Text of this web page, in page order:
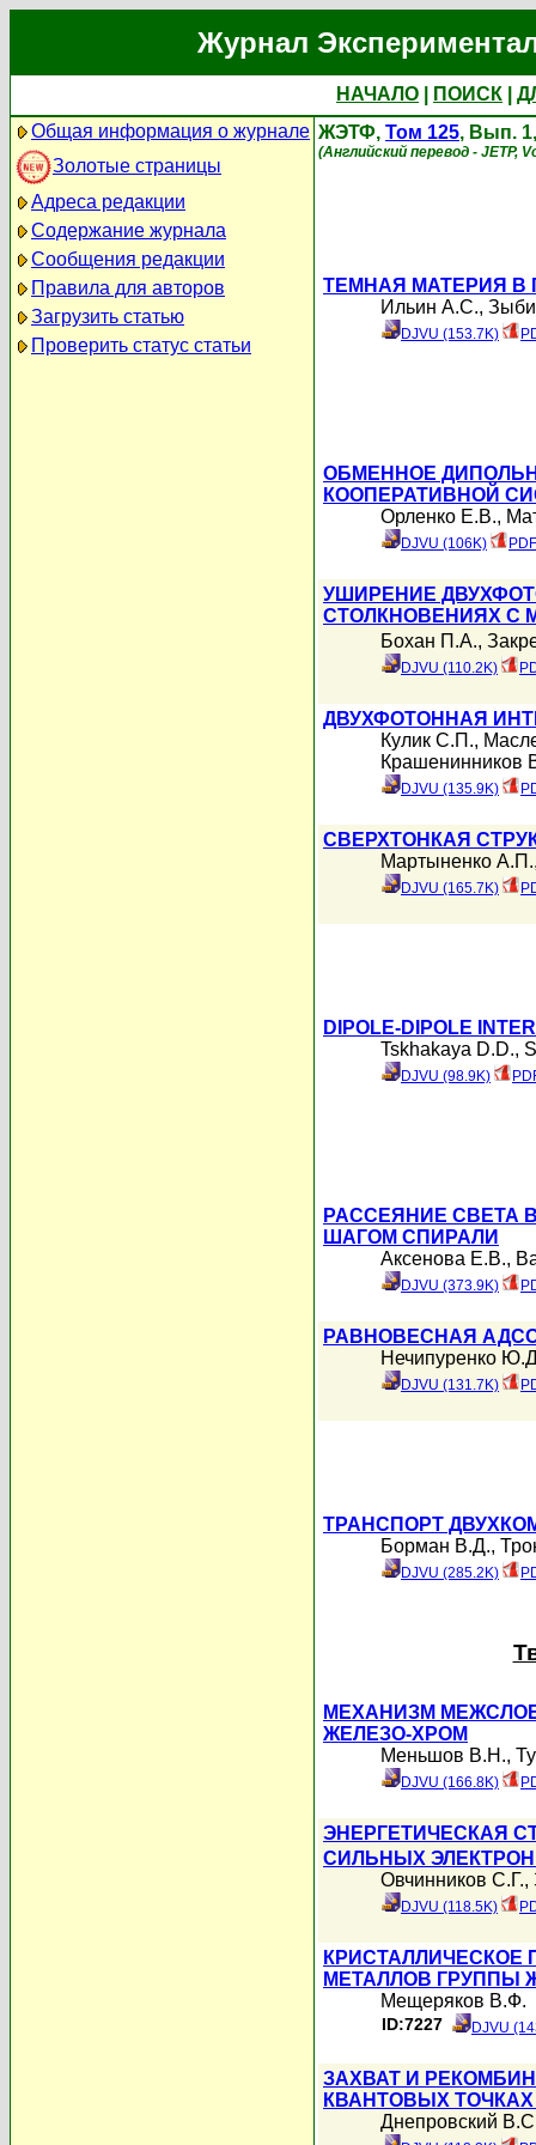
Журнал
НАЧАЛО ПОИСК
Общая информация о журнале
Золотые страницы
Адреса редакции
Содержание журнала
Сообщения редакции
Правила для авторов
Загрузить статью
Проверить статус статьи
ЖЭТФ, Том 125, Вып.
(Английский перевод - JETP,
ТЕМНАЯ МАТЕРИЯ В
Ильин А.С.,
DJVU (153.7K)
ОБМЕННОЕ
КООПЕРАТИВНОЙ
Орленко Е.В.,
DJVU (106K)
УШИРЕНИЕ
СТОЛКНОВЕНИЯХ С
Бохан П.А.,
DJVU (110.2K)
ДВУХФОТОННАЯ
Кулик С.П.,
Крашенинников
DJVU (135.9K)
СВЕРХТОНКАЯ
Мартыненко А.П.
DJVU (165.7K)
DIPOLE-DIPOLE
Tskhakaya D.D.,
DJVU (98.9K)
РАССЕЯНИЕ СВЕТА
ШАГОМ СПИРАЛИ
Аксенова Е.В.,
DJVU (373.9K)
РАВНОВЕСНАЯ
Нечипуренко
DJVU (131.7K)
ТРАНСПОРТ
Борман В.Д.,
DJVU (285.2K)
МЕХАНИЗМ
ЖЕЛЕЗО-ХРОМ
Меньшов В.Н.,
DJVU (166.8K)
ЭНЕРГЕТИЧЕСКАЯ
СИЛЬНЫХ
Овчинников С.Г.,
DJVU (118.5K)
КРИСТАЛЛИЧЕСКОЕ
МЕТАЛЛОВ ГРУППЫ
Мещеряков В.Ф.
ID:7227 DJVU
ЗАХВАТ И
КВАНТОВЫХ ТОЧКАХ
Днепровский